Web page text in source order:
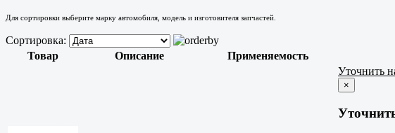
Для сортировки выберите марку автомобиля, модель и изготовителя запчастей.
Сортировка:
Товар
Описание Применяемость
Уточнить
×